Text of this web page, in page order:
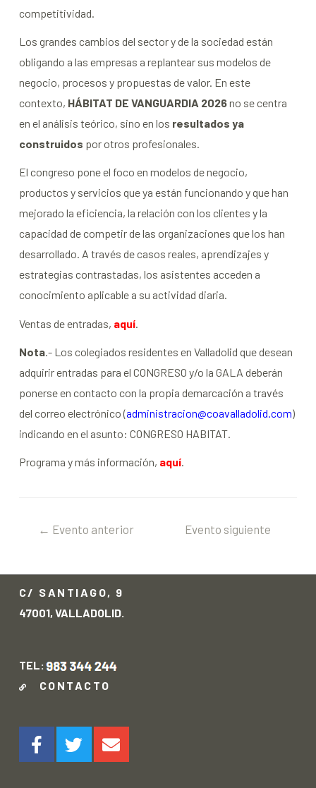
competitividad.
Los grandes cambios del sector y de la sociedad están
obligando a las empresas a replantear sus modelos de
negocio, procesos y propuestas de valor. En este
contexto, HÁBITAT DE VANGUARDIA 2026no se centra
en el análisis teórico, sino en los resultados ya
construidos por otros profesionales.
El congreso pone el foco en modelos de negocio,
productos y servicios que ya están funcionando y que han
mejorado la eficiencia, la relación con los clientes y la
capacidad de competir de las organizaciones que los han
desarrollado. A través de casos reales, aprendizajes y
estrategias contrastadas, los asistentes acceden a
conocimiento aplicable a su actividad diaria.
Ventas de entradas, aquí.
Nota.- Los colegiados residentes en Valladolid que desean
adquirir entradas para el CONGRESO y/o la GALA deberán
ponerse en contacto con la propia demarcación a través
del correo electrónico (administracion@coavalladolid.com)
indicando en el asunto: CONGRESO HABITAT.
Programa y más información, aquí.
← Evento anterior
Evento siguiente
C/ SANTIAGO, 9
47001, VALLADOLID.
TEL:
CONTACTO